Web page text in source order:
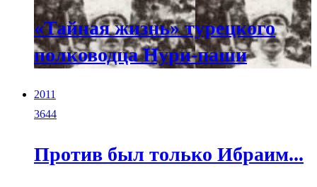
«Тайная жизнь» турецкого
полководца Нури-паши
2011
3644
Против был только Ибраим...